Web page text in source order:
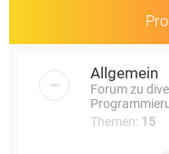
Allgemein
Forum zu
Themen: 15